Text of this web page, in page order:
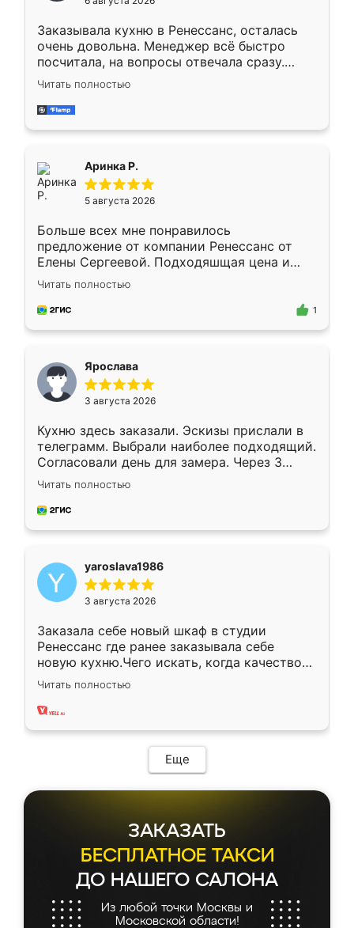
мебели буду заказывать только здесь.
Заказывала кухню в Ренессанс, осталась
очень довольна. Менеджер всё быстро
посчитала, на вопросы отвечала сразу.
Замерщик приехал в субботу, подошёл к
делу со всей ответственностью. Собрали
за день, ребята работали аккуратно, даже
Читать полностью
Аринка Р.
5 августа 2026
Больше всех мне понравилось
предложение от компании Ренессанс от
Елены Сергеевой. Подходяшщая цена и
короткие сроки изготовления. Приехавший
для замера сотрудник Владислав
предложил по моему эскизу самый
Читать полностью
1
Ярослава
3 августа 2026
Кухню здесь заказали. Эскизы прислали в
телеграмм. Выбрали наиболее подходящий.
Согласовали день для замера. Через 3
недели кухня была уже готова. Остались
довольны работой. Спасибо Ренессанс
мебель за качественную работу!
Читать полностью
yaroslava1986
3 августа 2026
Заказала себе новый шкаф в студии
Ренессанс где ранее заказывала себе
новую кухню.Чего искать, когда качеством
вполне довольна. Служит кухня уже почти
два года, нареканий нет.
Читать полностью
Еще
ЗАКАЗАТЬ
БЕСПЛАТНОЕ ТАКСИ
ДО НАШЕГО САЛОНА
Из любой точки Москвы и
Московской области!